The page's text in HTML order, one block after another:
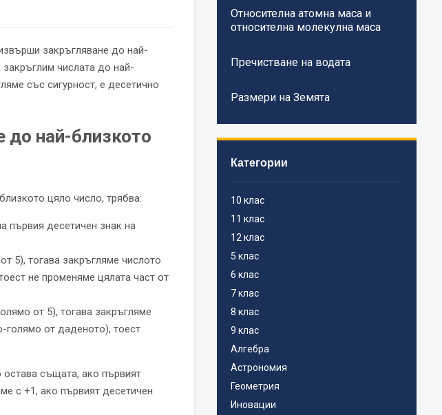
закръгляване до най-
числата до най-
със сигурност, е десетично
до най-близкото
цяло число, трябва:
първия десетичен знак на
5), тогава закръгляме числото
не променяме цялата част от
от 5), тогава закръгляме
от даденото), тоест
остава същата, ако първият
с +1, ако първият десетичен
Относителна атомна маса и
относителна молекулна маса
Пречистване на водата
Размери на Земята
Категории
10 клас
11 клас
12 клас
5 клас
6 клас
7 клас
8 клас
9 клас
Алгебра
Астрономия
Геометрия
Иновации